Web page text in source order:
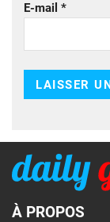
E-mail *
À PROPOS